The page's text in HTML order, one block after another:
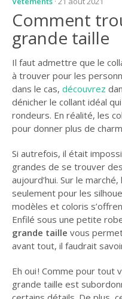
Comment
grande taille
Il faut admettre que le
à trouver pour les
dans le cas, découvrez
dénicher le collant idéal
rondeurs. En réalité, les
pour donner plus de
Si autrefois, il était
grandes de se trouver
aujourd’hui. Sur le
seulement pour les
modèles et coloris
Enfilé sous une petite
grande taille vous
avant tout, il faudrait
Eh oui ! Comme pour tout
grande taille est